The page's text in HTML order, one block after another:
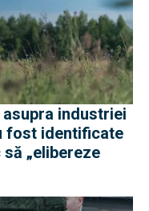
industriei
fost identificate
„elibereze